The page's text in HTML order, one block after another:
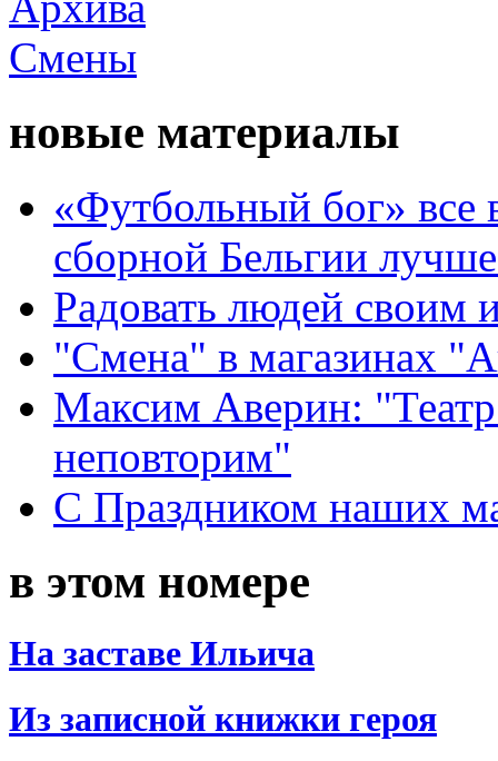
новые материалы
«Футбольный бог» все
сборной Бельгии
Радовать людей своим
"Смена" в магазинах
Максим Аверин:
неповторим"
С Праздником наших
в этом номере
На заставе Ильича
Из записной книжки героя